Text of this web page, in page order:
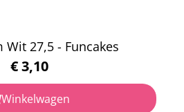
Wit 27,5 - Funcakes
€3,10
Winkelwagen